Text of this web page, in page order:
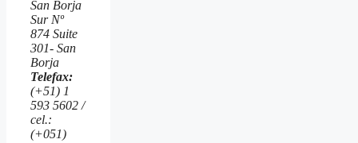
San Borja
Sur Nº
874 Suite
301- San
Borja
Telefax:
(+51) 1
593 5602 /
cel.:
(+051)